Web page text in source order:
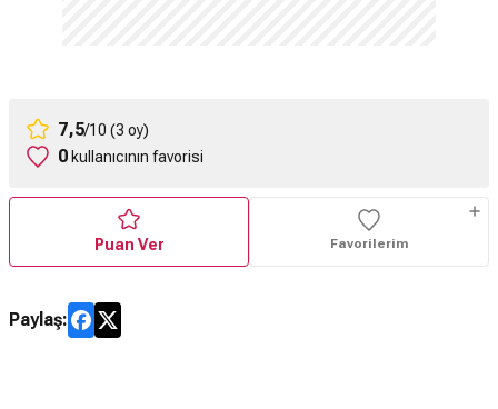
7,5/10 (3 oy)
0kullanıcının favorisi
Puan Ver Favorilerim
Paylaş: